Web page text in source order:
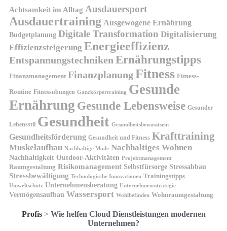
Achtsamkeit im Alltag Ausdauersport
Ausdauertraining Ausgewogene Ernährung
Budgetplanung Digitale Transformation Digitalisierung
Effizienzsteigerung Energieeffizienz
Entspannungstechniken Ernährungstipps
Finanzmanagement Finanzplanung Fitness Fitness-
Routine Fitnessübungen Ganzkörpertraining Gesunde
Ernährung Gesunde Lebensweise Gesunder
Lebensstil Gesundheit Gesundheitsbewusstsein
Gesundheitsförderung Gesundheit und Fitness Krafttraining
Muskelaufbau Nachhaltige Mode Nachhaltiges Wohnen
Nachhaltigkeit Outdoor-Aktivitäten Projektmanagement
Raumgestaltung Risikomanagement Selbstfürsorge Stressabbau
Stressbewältigung Technologische Innovationen Trainingstipps
Umweltschutz Unternehmensberatung Unternehmensstrategie
Vermögensaufbau Wassersport Wohlbefinden Wohnraumgestaltung
Profis> Wie helfen Cloud Dienstleistungen modernen
Unternehmen?